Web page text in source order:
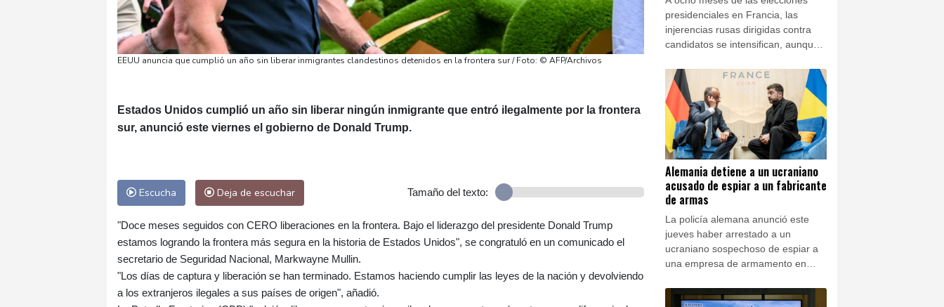
EEUU anuncia que cumplió un año sin liberar inmigrantes clandestinos detenidos en la frontera sur / Foto: © AFP/Archivos
Estados Unidos cumplió un año sin liberar ningún inmigrante que entró ilegalmente por la frontera
sur, anunció este viernes el gobierno de Donald Trump.
Escucha Deja de escuchar Tamaño del texto:
"Doce meses seguidos con CERO liberaciones en la frontera. Bajo el liderazgo del presidente Donald Trump
estamos logrando la frontera más segura en la historia de Estados Unidos", se congratuló en un comunicado el
secretario de Seguridad Nacional, Markwayne Mullin.
"Los días de captura y liberación se han terminado. Estamos haciendo cumplir las leyes de la nación y devolviendo
a los extranjeros ilegales a sus países de origen", añadió.
presidenciales en Francia, las
injerencias rusas dirigidas contra
candidatos se intensifican, aunque
ha llevado a parte de la izquierda a
pedir que se actúe contra
plataformas como TikTok o X.
Alemania detiene a un ucraniano
acusado de espiar a un fabricante
de armas
La policía alemana anunció este
jueves haber arrestado a un
ucraniano sospechoso de espiar a
una empresa de armamento en
un servicio de inteligencia